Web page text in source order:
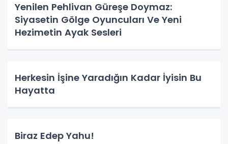
Yenilen Pehlivan Güreşe Doymaz:
Siyasetin Gölge Oyuncuları Ve Yeni
Hezimetin Ayak Sesleri
Herkesin İşine Yaradığın Kadar İyisin Bu
Hayatta
Biraz Edep Yahu!